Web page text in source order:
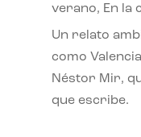
verano, En la
Un relato
como
Néstor Mir,
que escribe.